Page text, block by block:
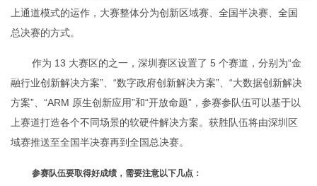
上通道模式的运作，大赛整体分为创新区域赛、全国半决赛、全国
总决赛的方式。
作为 13 大赛区的之一，深圳赛区设置了 5 个赛道，分别为“金
融行业创新解决方案”、“数字政府创新解决方案”、“大数据创新解决
方案”、“ARM 原生创新应用”和“开放命题”，参赛参队伍可以基于以
上赛道打造各个不同场景的软硬件解决方案。获胜队伍将由深圳区
域赛推送至全国半决赛再到全国总决赛。
参赛队伍要取得好成绩，需要注意以下几点：